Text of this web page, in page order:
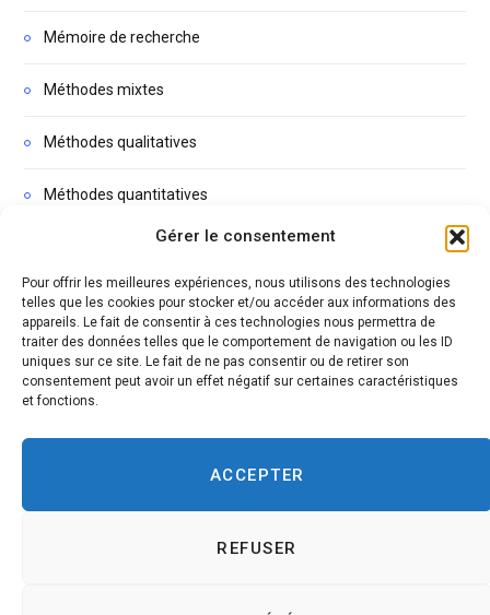
Gérer le consentement
Pour offrir les meilleures expériences, nous utilisons des technologies
telles que les cookies pour stocker et/ou accéder aux informations des
appareils. Le fait de consentir à ces technologies nous permettra de
traiter des données telles que le comportement de navigation ou les ID
uniques sur ce site. Le fait de ne pas consentir ou de retirer son
consentement peut avoir un effet négatif sur certaines caractéristiques
et fonctions.
ACCEPTER
REFUSER
Mémoire de recherche
Méthodes mixtes
Méthodes qualitatives
Méthodes quantitatives
Podcasts
Thèse